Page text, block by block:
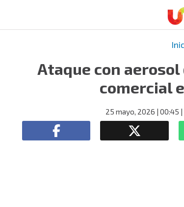
Ataque con
comercial
25 mayo, 2026 | 00:45 |